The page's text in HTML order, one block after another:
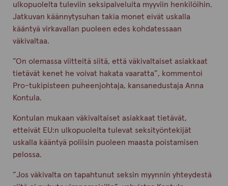
ulkopuolelta tuleviin seksipalveluita myyviin henkilöihin.
Jatkuvan käännytysuhan takia monet eivät uskalla
kääntyä virkavallan puoleen edes kohdatessaan
väkivaltaa.
”On olemassa viitteitä siitä, että väkivaltaiset asiakkaat
tietävät kenet he voivat hakata vaaratta”, kommentoi
Pro-tukipisteen puheenjohtaja, kansanedustaja Anna
Kontula.
Kontulan mukaan väkivaltaiset asiakkaat tietävät,
etteivät EU:n ulkopuolelta tulevat seksityöntekijät
uskalla kääntyä poliisin puoleen maasta poistamisen
pelossa.
”Jos väkivalta on tapahtunut seksin myynnin yhteydestä